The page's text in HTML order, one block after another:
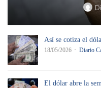
Así se cotiza el
18/05/2026 Diario
El dólar abre la